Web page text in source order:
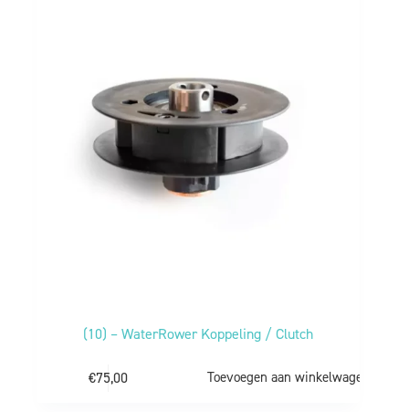
(10) – WaterRower Koppeling / Clutch
€75,00 Toevoegen aan winkelwagen